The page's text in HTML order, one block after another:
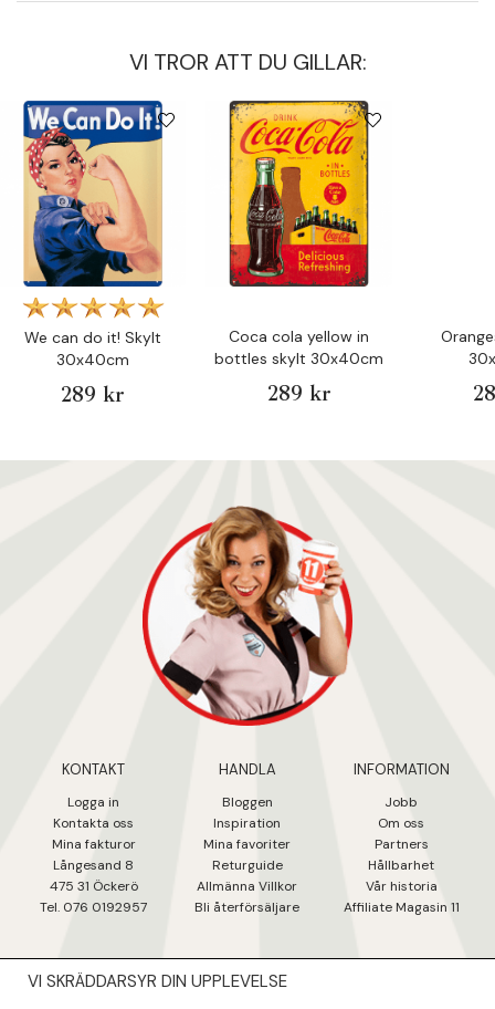
VI TROR ATT DU GILLAR:
We can do it! Skylt
30x40cm
289 kr
Coca cola yellow in
bottles skylt 30x40cm
289 kr
KONTAKT
Logga in
Kontakta oss
Mina fakturor
Långesand 8
475 31 Öckerö
Tel. 076 0192957
HANDLA
Bloggen
Inspiration
Mina favoriter
Returguide
Allmänna Villkor
Bli återförsäljare
INFORMATION
Jobb
Om oss
Partners
Hållbarhet
Vår historia
Affiliate Magasin 11
NYHETSBREV
VI SKRÄDDARSYR DIN UPPLEVELSE